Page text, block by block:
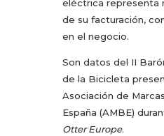
eléctrica representa
de su facturación,
en el negocio.
Son datos del II
de la Bicicleta
Asociación de
España (AMBE)
Otter Europe.